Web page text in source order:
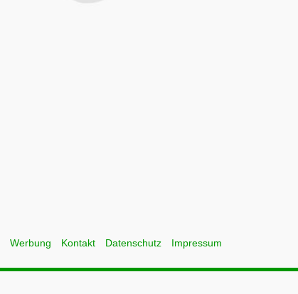
Werbung Kontakt Datenschutz Impressum